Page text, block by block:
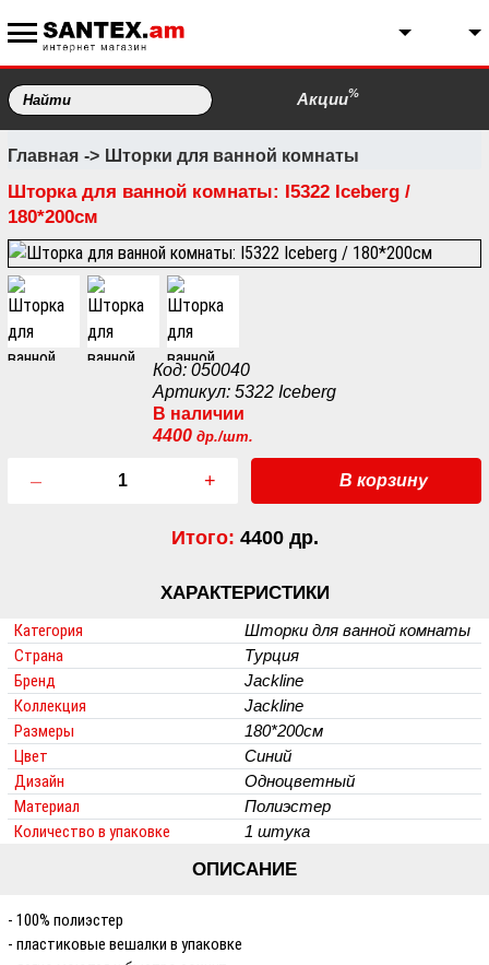
Акции%
Главная Шторки для ванной комнаты
Шторка для ванной комнаты: I5322 Iceberg /
180*200см
Код: 050040
Артикул: 5322 Iceberg
В наличии
4400 др./шт.
– + В корзину
Итого: 4400 др.
ХАРАКТЕРИСТИКИ
Категория
Шторки для ванной комнаты
Страна Турция
Бренд Jackline
Коллекция Jackline
Размеры 180*200см
Цвет Синий
Дизайн Одноцветный
Материал Полиэстер
Количество в упаковке 1 штука
ОПИСАНИЕ
- 100% полиэстер
- пластиковые вешалки в упаковке